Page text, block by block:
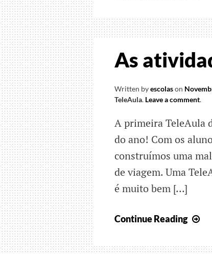
As
Written byescolason
TeleAula. Leave a comment.
A primeira TeleAula
do ano! Com os
construímos uma
de viagem. Uma
é muito bem […]
Continue Reading
de